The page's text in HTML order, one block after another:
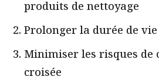
produits de nettoyage
Prolonger la durée de
Minimiser les risques
croisée